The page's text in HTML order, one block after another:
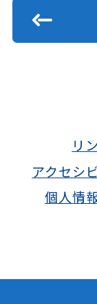
リ
アクセシ
個人情